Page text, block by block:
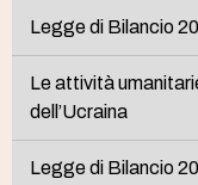
Legge di Bilancio
Le attività
dell’Ucraina
Legge di Bilancio